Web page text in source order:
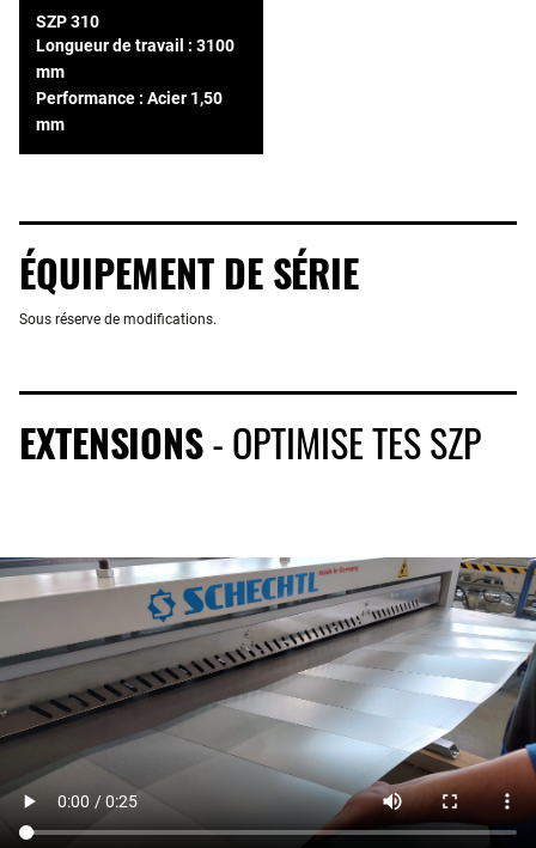
SZP 310
Longueur de travail : 3100
mm
Performance : Acier 1,50
mm
ÉQUIPEMENT DE SÉRIE
Sous réserve de modifications.
EXTENSIONS- OPTIMISE TES SZP